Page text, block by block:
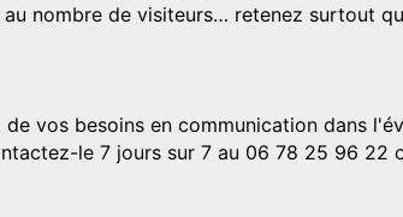
au nombre de visiteurs… retenez surtout
vos besoins en communication dans
le 7 jours sur 7 au 06 78 25 96 22